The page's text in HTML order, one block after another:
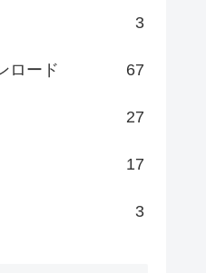
3
ロード 67
27
17
3